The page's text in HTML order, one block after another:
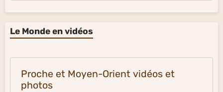
Le Monde en vidéos
Proche et Moyen-Orient vidéos et
photos